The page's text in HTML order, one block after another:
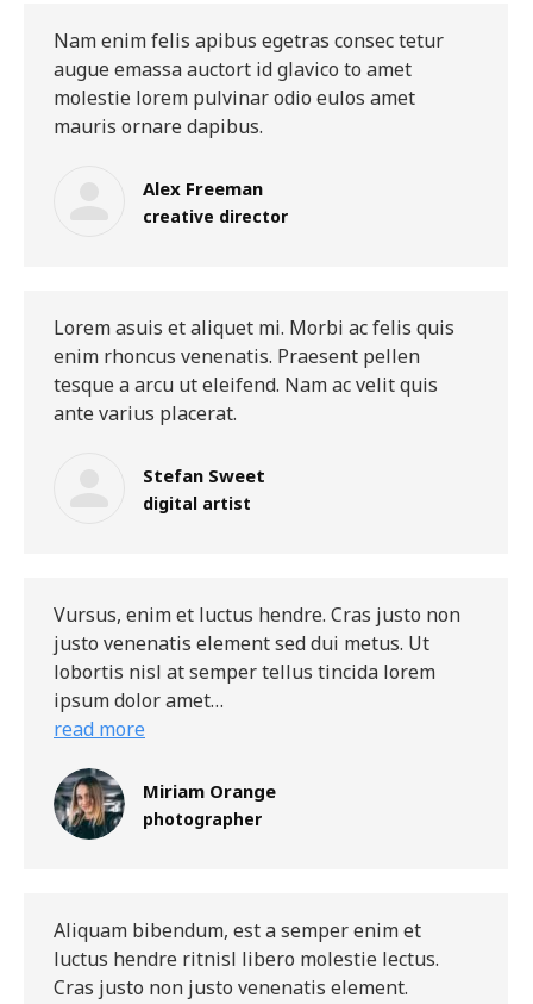
Nam enim felis apibus egetras consec tetur
augue emassa auctort id glavico to amet
molestie lorem pulvinar odio eulos amet
mauris ornare dapibus.
Alex Freeman
creative director
Lorem asuis et aliquet mi. Morbi ac felis quis
enim rhoncus venenatis. Praesent pellen
tesque a arcu ut eleifend. Nam ac velit quis
ante varius placerat.
Stefan Sweet
digital artist
Vursus, enim et luctus hendre. Cras justo non
justo venenatis element sed dui metus. Ut
lobortis nisl at semper tellus tincida lorem
ipsum dolor amet…
read more
Miriam Orange
photographer
Aliquam bibendum, est a semper enim et
luctus hendre ritnisl libero molestie lectus.
Cras justo non justo venenatis element.